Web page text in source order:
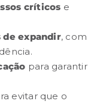
críticos e
expandir, com
para garantir
evitar que o